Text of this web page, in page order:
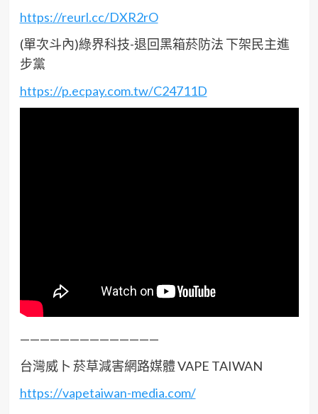
https://reurl.cc/DXR2rO
(單次斗內)綠界科技-退回黑箱菸防法 下架民主進
步黨
https://p.ecpay.com.tw/C24711D
——————————————
台灣威卜 菸草減害網路媒體 VAPE TAIWAN
https://vapetaiwan-media.com/